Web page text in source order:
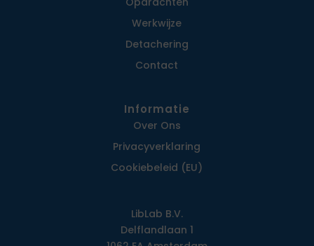
Werkwijze
Detachering
Contact
Informatie
Over Ons
Privacy­verklaring
Cookiebeleid (EU)
LibLab B.V.
Delflandlaan 1